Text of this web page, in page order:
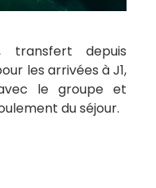
transfert depuis
les arrivées à J1,
le groupe et
du séjour.